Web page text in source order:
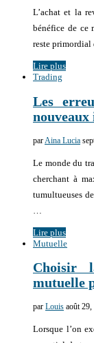
L’achat et la
bénéfice de ce
reste
Lire plus
Trading
Les
nouveaux
par Aina Lucia
Le monde du
cherchant à
tumultueuses
Lire plus
Mutuelle
Choisir
mutuelle
par Louis août 29,
Lorsque l’on